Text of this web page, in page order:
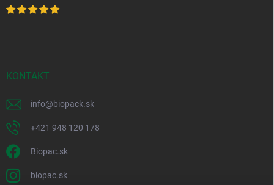
KONTAKT
info@biopack.sk
+421 948 120 178
Biopac.sk
biopac.sk